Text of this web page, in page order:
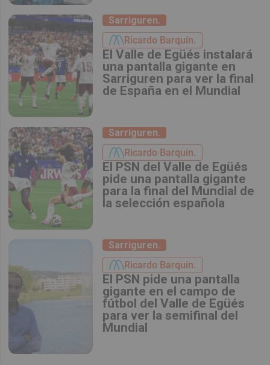
Sarriguren.
Ricardo Barquín.
El Valle de Egüés instalará
una pantalla gigante en
Sarriguren para ver la final
de España en el Mundial
Sarriguren.
Ricardo Barquín.
El PSN del Valle de Egüés
pide una pantalla gigante
para la final del Mundial de
la selección española
Sarriguren.
Ricardo Barquín.
El PSN pide una pantalla
gigante en el campo de
fútbol del Valle de Egüés
para ver la semifinal del
Mundial